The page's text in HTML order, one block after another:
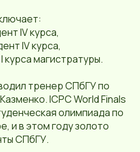
IV курса,
IV курса,
магистратуры.
тренер СПбГУ по
ICPC World Finals
олимпиада по
и в этом году золото
СПбГУ.